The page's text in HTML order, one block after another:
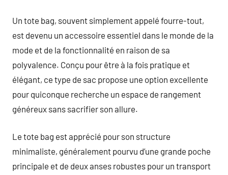
Un tote bag, souvent simplement appelé fourre-tout,
est devenu un accessoire essentiel dans le monde de la
mode et de la fonctionnalité en raison de sa
polyvalence. Conçu pour être à la fois pratique et
élégant, ce type de sac propose une option excellente
pour quiconque recherche un espace de rangement
généreux sans sacrifier son allure.
Le tote bag est apprécié pour son structure
minimaliste, généralement pourvu d’une grande poche
principale et de deux anses robustes pour un transport